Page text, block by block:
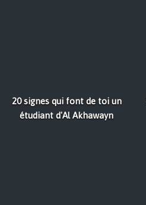
20 signes qui font de toi un
étudiant d'Al Akhawayn